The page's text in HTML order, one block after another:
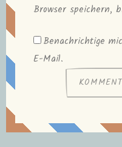
Browser speichern,
Benachrichtige
E-Mail.